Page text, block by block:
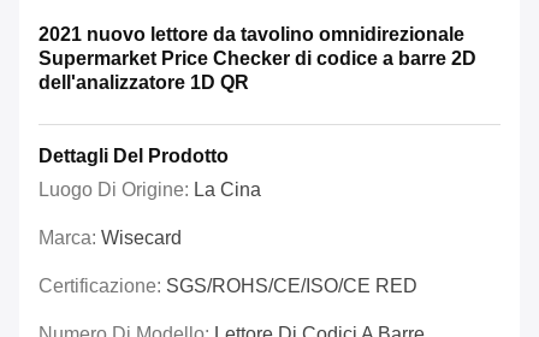
2021 nuovo lettore da tavolino omnidirezionale
Supermarket Price Checker di codice a barre 2D
dell'analizzatore 1D QR
Dettagli Del Prodotto
Luogo Di Origine: La Cina
Marca: Wisecard
Certificazione: SGS/ROHS/CE/ISO/CE RED